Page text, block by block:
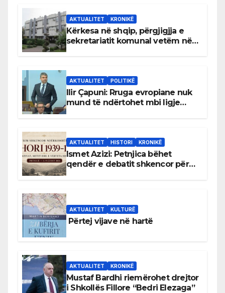
AKTUALITET KRONIKË
Kërkesa në shqip, përgjigjja e
sekretariatit komunal vetëm në
AKTUALITET POLITIKË
Ilir Çapuni: Rruga evropiane nuk
mund të ndërtohet mbi ligje
AKTUALITET HISTORI KRONIKË
Ismet Azizi: Petnjica bëhet
qendër e debatit shkencor për
AKTUALITET KULTURË
Përtej vijave në hartë
AKTUALITET KRONIKË
Mustaf Bardhi riemërohet drejtor
i Shkollës Fillore “Bedri Elezaga”